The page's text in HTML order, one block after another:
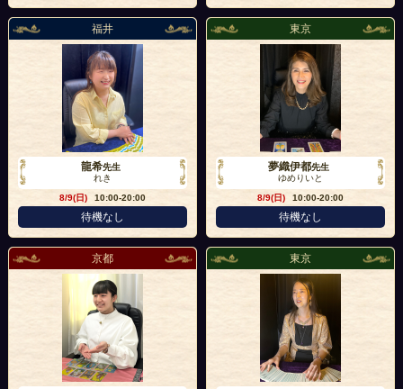
福井
龍希先生
れき
8/9(日)
10:00-20:00
待機なし
東京
夢織伊都先生
ゆめりいと
8/9(日)
10:00-20:00
待機なし
京都 東京